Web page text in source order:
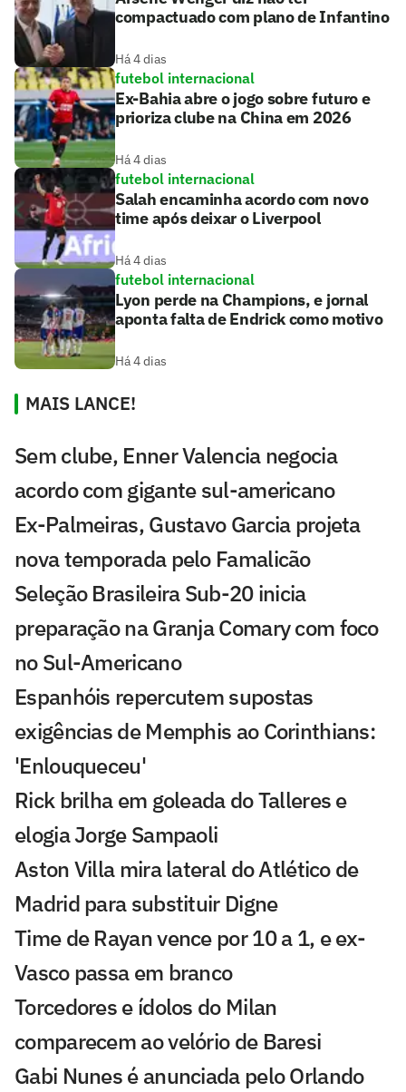
compactuado com plano de Infantino
Há 4 dias
futebol internacional
Ex-Bahia abre o jogo sobre futuro e
prioriza clube na China em 2026
Há 4 dias
futebol internacional
Salah encaminha acordo com novo
time após deixar o Liverpool
Há 4 dias
futebol internacional
Lyon perde na Champions, e jornal
aponta falta de Endrick como motivo
Há 4 dias
MAIS LANCE!
Sem clube, Enner Valencia negocia
acordo com gigante sul-americano
Ex-Palmeiras, Gustavo Garcia projeta
nova temporada pelo Famalicão
Seleção Brasileira Sub-20 inicia
preparação na Granja Comary com foco
no Sul-Americano
Espanhóis repercutem supostas
exigências de Memphis ao Corinthians:
'Enlouqueceu'
Rick brilha em goleada do Talleres e
elogia Jorge Sampaoli
Aston Villa mira lateral do Atlético de
Madrid para substituir Digne
Time de Rayan vence por 10 a 1, e ex-
Vasco passa em branco
Torcedores e ídolos do Milan
comparecem ao velório de Baresi
Gabi Nunes é anunciada pelo Orlando